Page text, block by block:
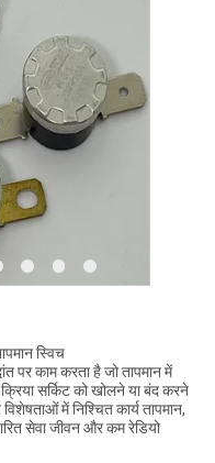
स्विच
पर काम करता है जो तापमान में
सर्किट को खोलने या बंद करने
में निश्चित कार्य तापमान,
सेवा जीवन और कम रेडियो